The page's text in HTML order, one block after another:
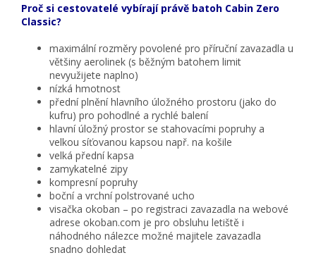
Proč si cestovatelé vybírají právě batoh Cabin Zero
Classic?
maximální rozměry povolené pro příruční zavazadla u
většiny aerolinek (s běžným batohem limit
nevyužijete naplno)
nízká hmotnost
přední plnění hlavního úložného prostoru (jako do
kufru) pro pohodlné a rychlé balení
hlavní úložný prostor se stahovacími popruhy a
velkou síťovanou kapsou např. na košile
velká přední kapsa
zamykatelné zipy
kompresní popruhy
boční a vrchní polstrované ucho
visačka okoban – po registraci zavazadla na webové
adrese okoban.com je pro obsluhu letiště i
náhodného nálezce možné majitele zavazadla
snadno dohledat